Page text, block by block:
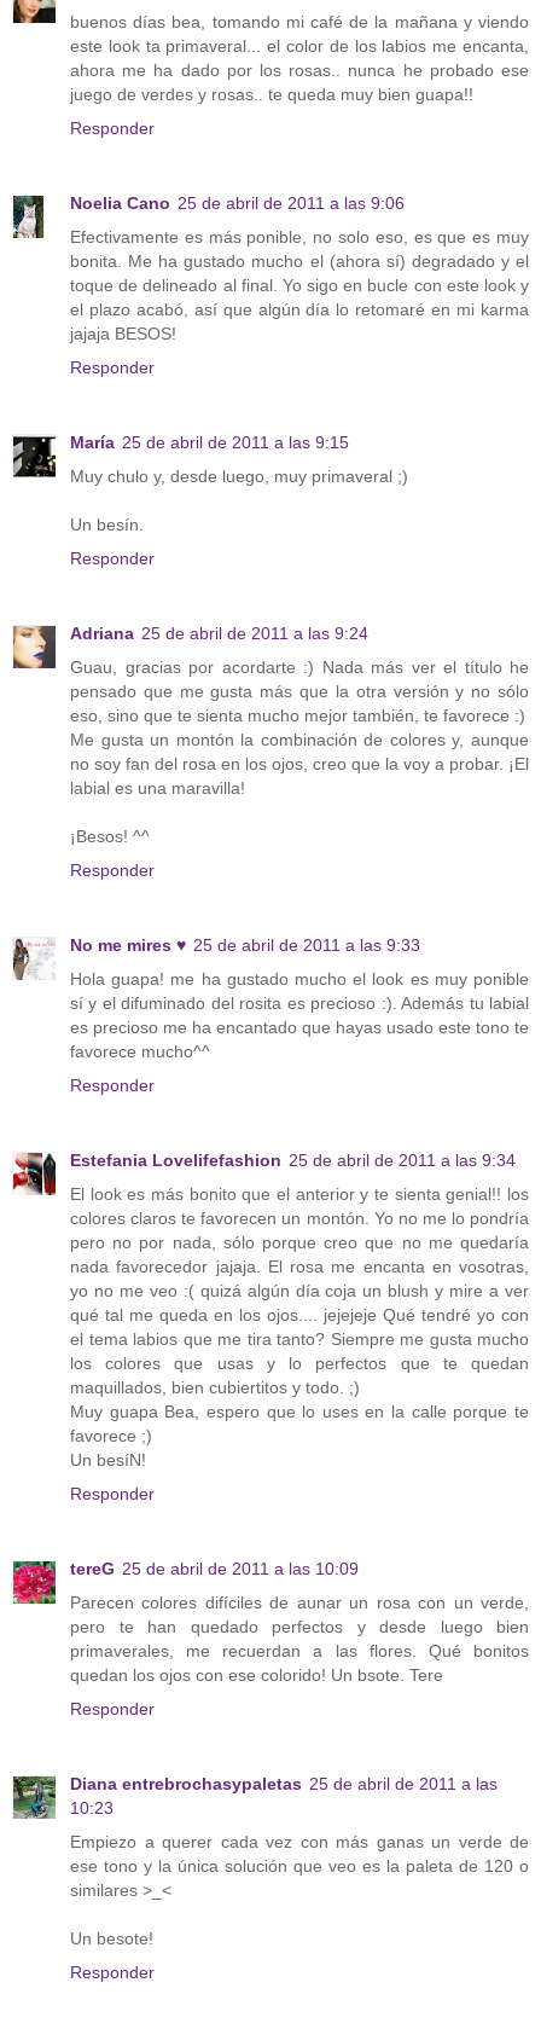
buenos días bea, tomando mi café de la mañana y viendo
este look ta primaveral... el color de los labios me encanta,
ahora me ha dado por los rosas.. nunca he probado ese
juego de verdes y rosas.. te queda muy bien guapa!!
Responder
Noelia Cano 25 de abril de 2011 a las 9:06
Efectivamente es más ponible, no solo eso, es que es muy
bonita. Me ha gustado mucho el (ahora sí) degradado y el
toque de delineado al final. Yo sigo en bucle con este look y
el plazo acabó, así que algún día lo retomaré en mi karma
jajaja BESOS!
Responder
María 25 de abril de 2011 a las 9:15
Muy chulo y, desde luego, muy primaveral ;)
Un besín.
Responder
Adriana 25 de abril de 2011 a las 9:24
Guau, gracias por acordarte :) Nada más ver el título he
pensado que me gusta más que la otra versión y no sólo
eso, sino que te sienta mucho mejor también, te favorece :)
Me gusta un montón la combinación de colores y, aunque
no soy fan del rosa en los ojos, creo que la voy a probar. ¡El
labial es una maravilla!
¡Besos! ^^
Responder
No me mires ♥ 25 de abril de 2011 a las 9:33
Hola guapa! me ha gustado mucho el look es muy ponible
sí y el difuminado del rosita es precioso :). Además tu labial
es precioso me ha encantado que hayas usado este tono te
favorece mucho^^
Responder
Estefania Lovelifefashion 25 de abril de 2011 a las 9:34
El look es más bonito que el anterior y te sienta genial!! los
colores claros te favorecen un montón. Yo no me lo pondría
pero no por nada, sólo porque creo que no me quedaría
nada favorecedor jajaja. El rosa me encanta en vosotras,
yo no me veo :( quizá algún día coja un blush y mire a ver
qué tal me queda en los ojos.... jejejeje Qué tendré yo con
el tema labios que me tira tanto? Siempre me gusta mucho
los colores que usas y lo perfectos que te quedan
maquillados, bien cubiertitos y todo. ;)
Muy guapa Bea, espero que lo uses en la calle porque te
favorece ;)
Un besíN!
Responder
tereG 25 de abril de 2011 a las 10:09
Parecen colores difíciles de aunar un rosa con un verde,
pero te han quedado perfectos y desde luego bien
primaverales, me recuerdan a las flores. Qué bonitos
quedan los ojos con ese colorido! Un bsote. Tere
Responder
Diana entrebrochasypaletas 25 de abril de 2011 a las
10:23
Empiezo a querer cada vez con más ganas un verde de
ese tono y la única solución que veo es la paleta de 120 o
similares >_<
Un besote!
Responder